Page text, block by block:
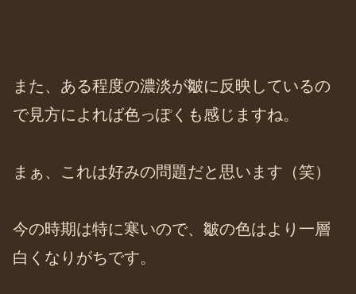
また、ある程度の濃淡が皺に反映しているの
で見方によれば色っぽくも感じますね。
まぁ、これは好みの問題だと思います（笑）
今の時期は特に寒いので、皺の色はより一層
白くなりがちです。